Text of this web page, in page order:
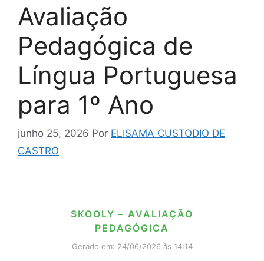
Avaliação
Pedagógica de
Língua Portuguesa
para 1º Ano
junho 25, 2026 Por ELISAMA CUSTODIO DE
CASTRO
SKOOLY – AVALIAÇÃO
PEDAGÓGICA
Gerado em: 24/06/2026 às 14:14